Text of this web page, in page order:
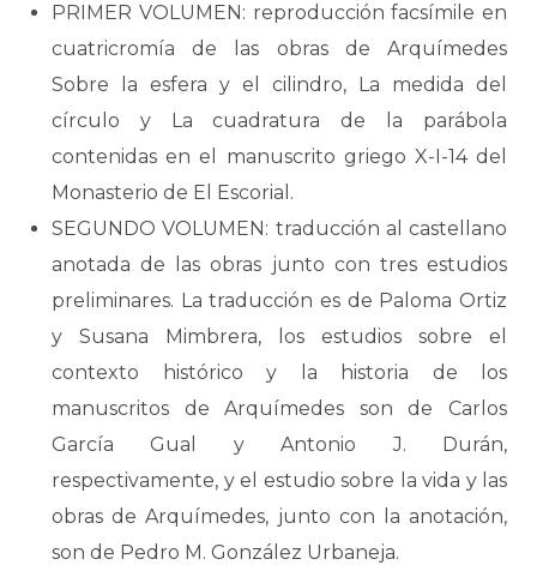
PRIMER VOLUMEN: reproducción facsímile en
cuatricromía de las obras de Arquímedes
Sobre la esfera y el cilindro, La medida del
círculo y La cuadratura de la parábola
contenidas en el manuscrito griego X-I-14 del
Monasterio de El Escorial.
SEGUNDO VOLUMEN: traducción al castellano
anotada de las obras junto con tres estudios
preliminares. La traducción es de Paloma Ortiz
y Susana Mimbrera, los estudios sobre el
contexto histórico y la historia de los
manuscritos de Arquímedes son de Carlos
García Gual y Antonio J. Durán,
respectivamente, y el estudio sobre la vida y las
obras de Arquímedes, junto con la anotación,
son de Pedro M. González Urbaneja.